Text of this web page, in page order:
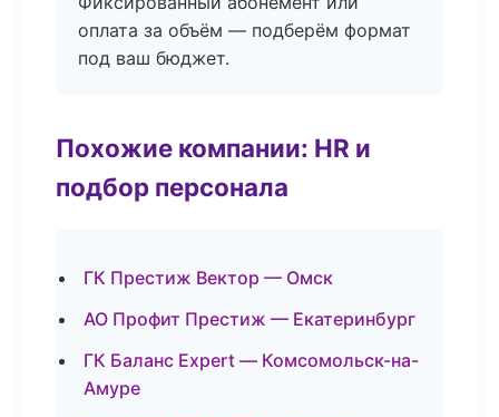
оплата за объём — подберём формат
под ваш бюджет.
Похожие компании: HR и
подбор персонала
ГК Престиж Вектор — Омск
АО Профит Престиж — Екатеринбург
ГК Баланс Expert — Комсомольск-на-
Амуре